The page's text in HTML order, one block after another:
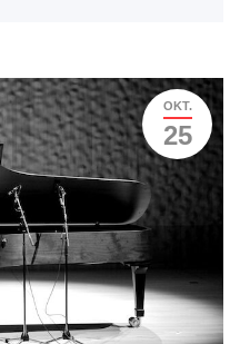
OKT.
25